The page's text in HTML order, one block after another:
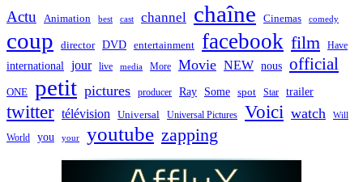
Actu Animation best cast channel chaîne Cinemas comedy
coup director DVD entertainment facebook film Have
international jour live media More Movie NEW nous official
ONE petit pictures producer Ray Some spot Star trailer
twitter télévision Universal Universal Pictures Voici watch Will
World you your youtube zapping